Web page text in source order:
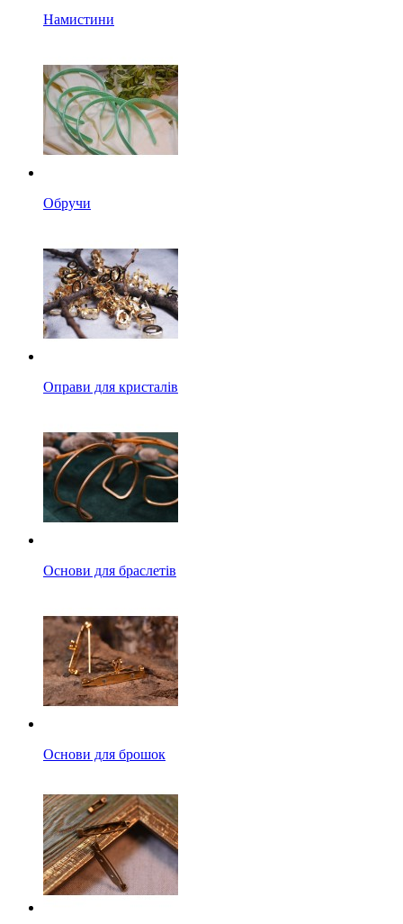
Намистини
Обручи
Оправи для кристалів
Основи для браслетів
Основи для брошок